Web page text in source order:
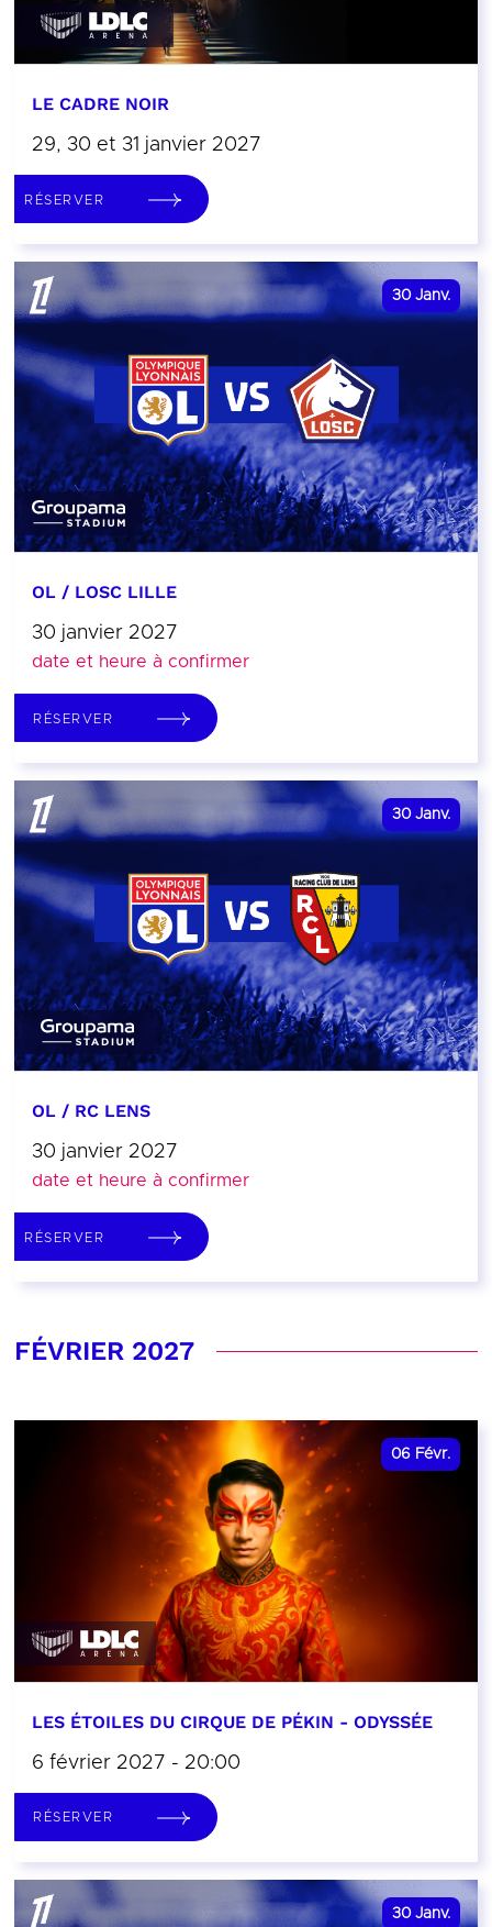
LE CADRE NOIR
29, 30 et 31 janvier 2027
RÉSERVER
30 Janv.
OL / LOSC LILLE
30 janvier 2027
date et heure à confirmer
RÉSERVER
30 Janv.
OL / RC LENS
30 janvier 2027
date et heure à confirmer
RÉSERVER
FÉVRIER 2027
06 Févr.
LES ÉTOILES DU CIRQUE DE PÉKIN - ODYSSÉE
6 février 2027 - 20:00
RÉSERVER
30 Janv.